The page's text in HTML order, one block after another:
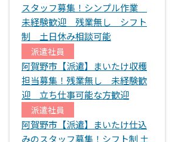
スタッフ募集！シンプル作業
未経験歓迎 残業無し シフト
制 土日休み相談可能
派遣社員
阿賀野市【派遣】まいたけ収穫
担当募集！残業無し 未経験歓
迎 立ち仕事可能な方歓迎
派遣社員
阿賀野市【派遣】まいたけ仕込
みのスタッフ募集！シフト制 土